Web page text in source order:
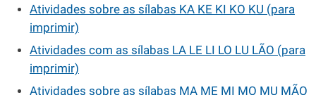
Atividades sobre as sílabas KA KE KI KO KU (para
imprimir)
Atividades com as sílabas LA LE LI LO LU LÃO (para
imprimir)
Atividades sobre as sílabas MA ME MI MO MU MÃO